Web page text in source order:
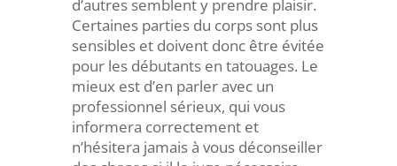
d’autres semblent y prendre plaisir.
Certaines parties du corps sont plus
sensibles et doivent donc être évitée
pour les débutants en tatouages. Le
mieux est d’en parler avec un
professionnel sérieux, qui vous
informera correctement et
n’hésitera jamais à vous déconseiller